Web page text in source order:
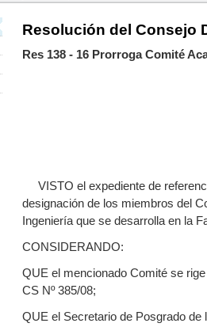
Resolución del Consejo
Res 138 - 16 Prorroga Comité
VISTO el expediente de
designación de los miembros del
Ingeniería que se desarrolla en la
CONSIDERANDO:
QUE el mencionado Comité se
CS Nº 385/08;
QUE el Secretario de Posgrado de